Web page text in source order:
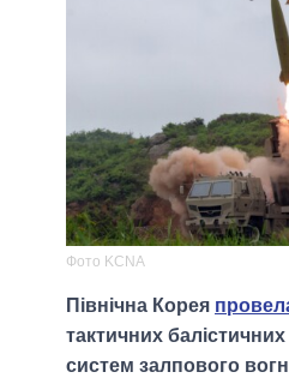
Фото KCNA
Північна Корея
тактичних
систем залпового